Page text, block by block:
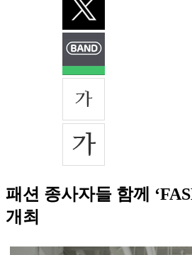
패션 종사자들 함께
개최